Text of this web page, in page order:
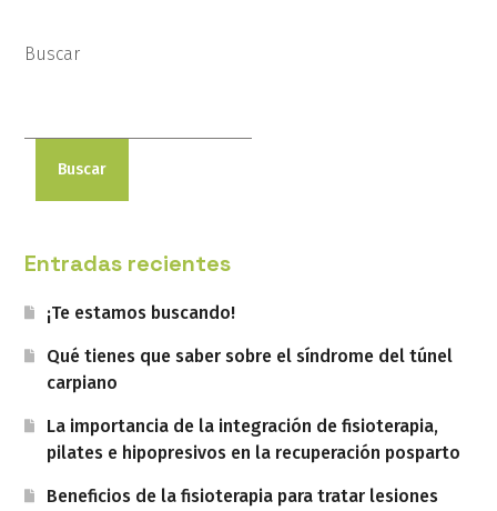
Buscar
Buscar
Entradas recientes
¡Te estamos buscando!
Qué tienes que saber sobre el síndrome del túnel
carpiano
La importancia de la integración de fisioterapia,
pilates e hipopresivos en la recuperación posparto
Beneficios de la fisioterapia para tratar lesiones